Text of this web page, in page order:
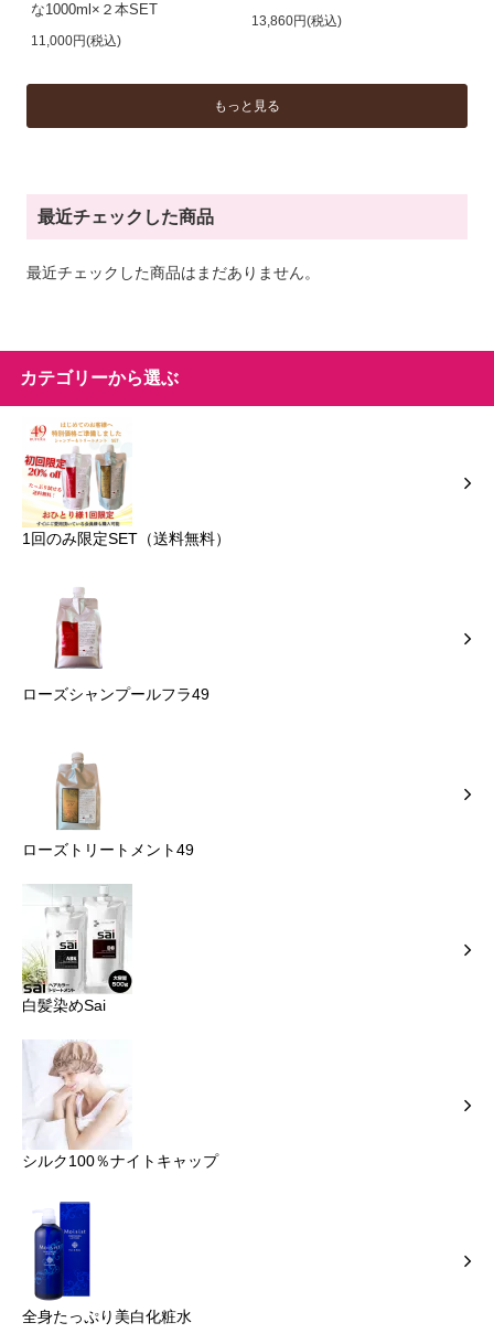
な1000ml×２本SET
11,000円(税込)
13,860円(税込)
もっと見る
最近チェックした商品
最近チェックした商品はまだありません。
カテゴリーから選ぶ
1回のみ限定SET（送料無料）
ローズシャンプールフラ49
ローズトリートメント49
白髪染めSai
シルク100％ナイトキャップ
全身たっぷり美白化粧水